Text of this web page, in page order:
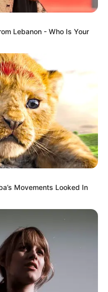
Lebanon - Who Is Your
Movements Looked In